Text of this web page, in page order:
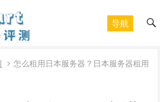
导航
怎么租用日本服务器？日本服务器租用